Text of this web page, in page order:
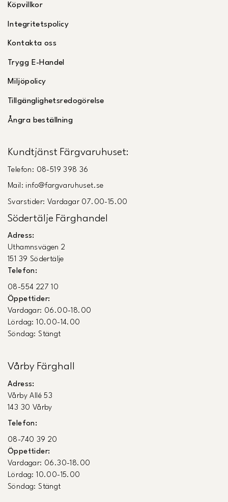
Köpvillkor
Integritetspolicy
Kontakta oss
Trygg E-Handel
Miljöpolicy
Tillgänglighetsredogörelse
Ångra beställning
Kundtjänst Färgvaruhuset:
Telefon: 08-519 398 36
Mail: info@fargvaruhuset.se
Svarstider: Vardagar 07.00-15.00
Södertälje Färghandel
Adress:
Uthamnsvägen 2
151 39 Södertälje
Telefon:
08-554 227 10
Öppettider:
Vardagar: 06.00-18.00
Lördag: 10.00-14.00
Söndag: Stängt
Vårby Färghall
Adress:
Vårby Allé 53
143 30 Vårby
Telefon:
08-740 39 20
Öppettider:
Vardagar: 06.30-18.00
Lördag: 10.00-15.00
Söndag: Stängt